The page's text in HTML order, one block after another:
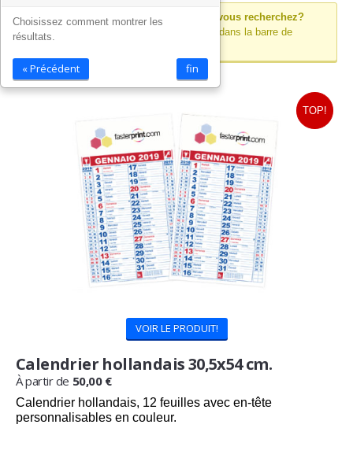
Vous ne trouvez pas le produit que vous recherchez?
Essayez d'utiliser le moteur de recherche dans la barre de
TOP!
VOIR LE PRODUIT!
Calendrier hollandais 30,5x54 cm.
À partir de 50,00 €
Calendrier hollandais, 12 feuilles avec en-tête
personnalisables en couleur.
Choisissez comment montrer les
résultats.
« Précédent fin